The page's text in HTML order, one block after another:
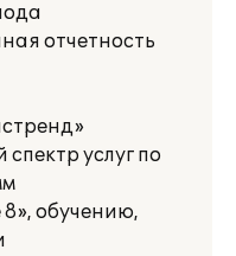
отчетность
услуг по
обучению,